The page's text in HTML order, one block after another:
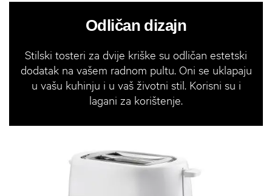
Odličan dizajn
Stilski tosteri za dvije kriške su odličan estetski
dodatak na vašem radnom pultu. Oni se uklapaju
u vašu kuhinju i u vaš životni stil. Korisni su i
lagani za korištenje.